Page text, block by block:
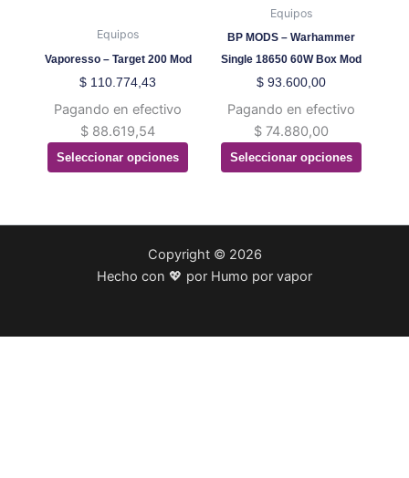
Equipos
Vaporesso – Target 200 Mod
$ 110.774,43
Pagando en efectivo
$ 88.619,54
Seleccionar opciones
Las
opciones
se
elegir
en
la
producto
Equipos
BP MODS – Warhammer
Single 18650 60W Box Mod
$93.600,00
Pagando en efectivo
$74.880,00
Seleccionar opciones
variantes.
Las
opciones
se
elegir
en
la
producto
Copyright © 2026
Hecho con 💖 por Humo por vapor